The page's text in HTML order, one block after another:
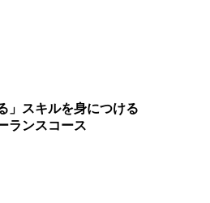
」スキルを身につける
ランスコース